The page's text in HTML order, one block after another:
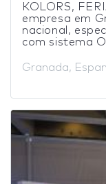
KOLORS,
empresa em
nacional,
com sistema
Granada,